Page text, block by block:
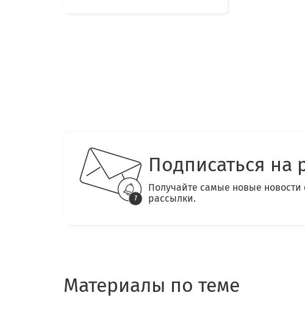
Подписаться на
Получайте самые новые
рассылки.
Материалы по теме